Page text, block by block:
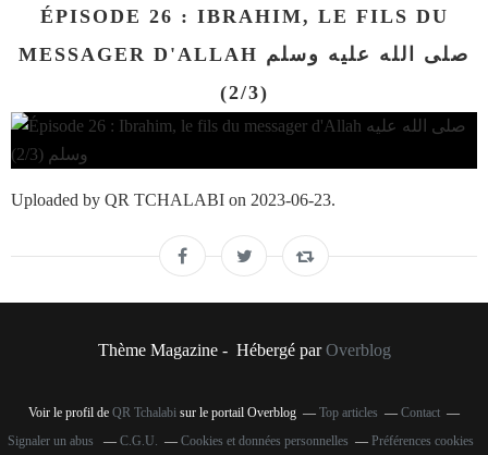
ÉPISODE 26 : IBRAHIM, LE FILS DU
MESSAGER D'ALLAH صلى الله عليه وسلم
(2/3)
Uploaded by QR TCHALABI on 2023-06-23.
Thème Magazine - Hébergé parOverblog
Voir le profil de QR Tchalabi sur le portail Overblog Top articles
Contact
Signaler un abus
C.G.U. Cookies et données personnelles Préférences cookies